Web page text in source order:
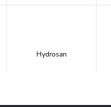
Hydrosan